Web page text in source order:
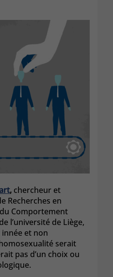
, chercheur et
Recherches en
Comportement
l’université de Liège,
et non
serait
pas d’un choix ou